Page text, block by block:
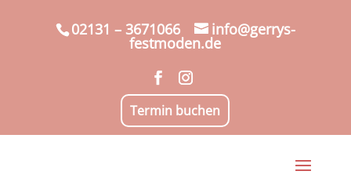
02131 – 3671066 info@gerrys-
festmoden.de
Termin buchen